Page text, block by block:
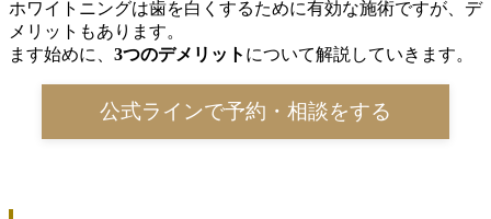
ホワイトニングは歯を白くするために有効な施術ですが、デ
メリットもあります。
ます始めに、 3つのデメリット について解説していきます。
公式ラインで予約・相談をする